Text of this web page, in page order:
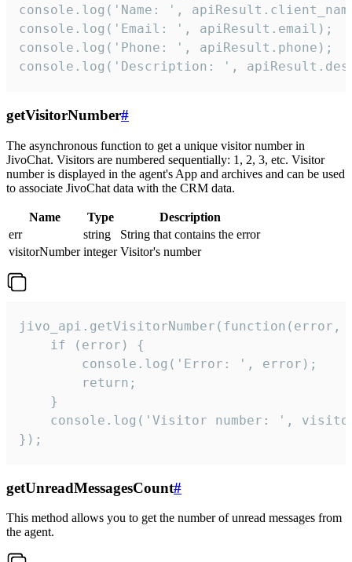
console.log('Name: ',
console.log('Email: ', apiResult.email);
console.log('Phone: ', apiResult.phone);
console.log('Description: ',
getVisitorNumber#
The asynchronous function to get a unique visitor number in
JivoChat. Visitors are numbered sequentially: 1, 2, 3, etc. Visitor
number is displayed in the agent's App and archives and can be used
to associate JivoChat data with the CRM data.
Name Type
Description
err
string
String that contains the error
visitorNumber integer Visitor's number
jivo_api.getVisitorNumber(function(error,
    if (error) {
        console.log('Error: ', error);
        return;
    }
console.log('Visitor number: ',
});
getUnreadMessagesCount#
This method allows you to get the number of unread messages from
the agent.